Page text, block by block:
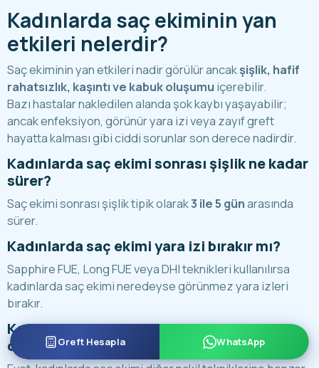
Kadınlarda saç ekiminin yan
etkileri nelerdir?
Saç ekiminin yan etkileri nadir görülür ancakşişlik, hafif
rahatsızlık, kaşıntı ve kabuk oluşumu içerebilir.
Bazı hastalar nakledilen alanda şok kaybı yaşayabilir;
ancak enfeksiyon, görünür yara izi veya zayıf greft
hayatta kalması gibi ciddi sorunlar son derece nadirdir.
Kadınlarda saç ekimi sonrası şişlik ne kadar
sürer?
Saç ekimi sonrası şişlik tipik olarak3 ile 5 günarasında
sürer.
Kadınlarda saç ekimi yara izi bırakır mı?
Sapphire FUE, Long FUE veya DHI teknikleri kullanılırsa
kadınlarda saç ekimi neredeyse görünmez yara izleri
bırakır.
Kadınlarda saç ekimi şok kaybına neden
olur mu?Greft Hesapla WhatsApp